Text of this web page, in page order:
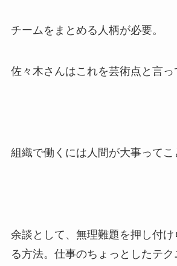
チームをまとめる人柄が必要。
佐々木さんはこれを芸術点と言っ
組織で働くには人間が大事ってこ
余談として、無理難題を押し付け
る方法。仕事のちょっとしたテク